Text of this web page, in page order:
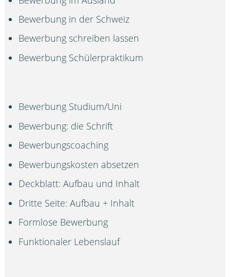
Bewerbung in der Schweiz
Bewerbung schreiben lassen
Bewerbung Schülerpraktikum
Bewerbung Studium/Uni
Bewerbung: die Schrift
Bewerbungscoaching
Bewerbungskosten absetzen
Deckblatt: Aufbau und Inhalt
Dritte Seite: Aufbau + Inhalt
Formlose Bewerbung
Funktionaler Lebenslauf